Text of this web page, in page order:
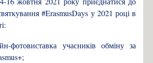
#ErasmusDays у 2021 році в
учасників обміну за